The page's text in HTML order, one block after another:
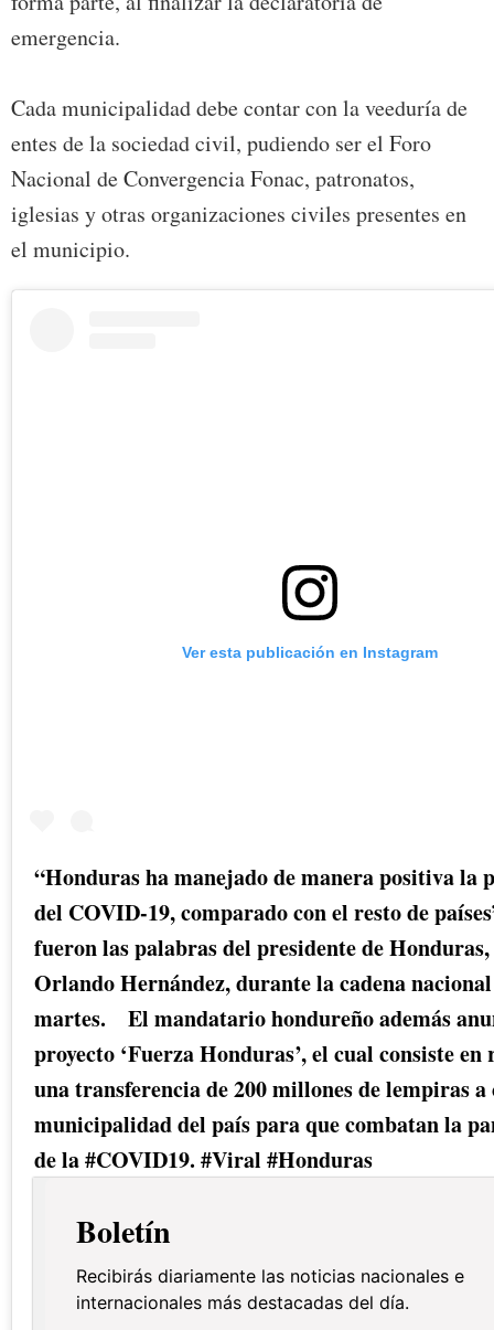
emergencia.
Cada municipalidad debe contar con la veeduría de
entes de la sociedad civil, pudiendo ser el Foro
Nacional de Convergencia Fonac, patronatos,
iglesias y otras organizaciones civiles presentes en
el municipio.
Ver esta publicación en Instagram
“Honduras ha manejado de manera positiva la
del COVID-19, comparado con el resto de
fueron las palabras del presidente de
Orlando Hernández, durante la cadena nacional
martes. ⁣⁣ ⁣⁣ ⁣⁣ El mandatario hondureño además
proyecto ‘Fuerza Honduras’, el cual consiste
una transferencia de 200 millones de lempiras a
municipalidad del país para que combatan la
de la #COVID19. #Viral #Honduras ⁣⁣
Boletín
Recibirás diariamente las noticias nacionales e
internacionales más destacadas del día.